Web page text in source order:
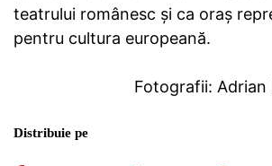
teatrului românesc și ca oraș
pentru cultura europeană.
Fotografii: Adrian
Distribuie pe